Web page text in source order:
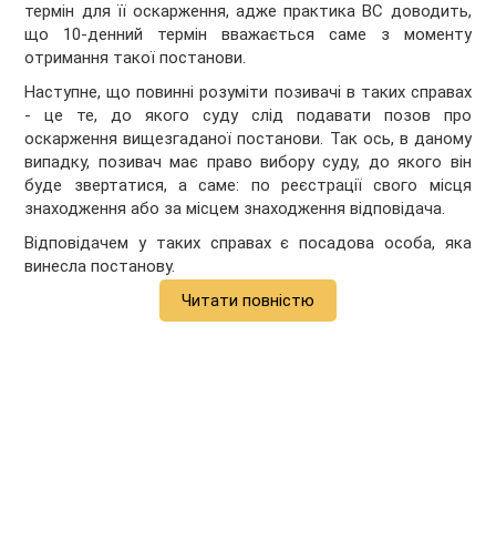
термін для її оскарження, адже практика ВС доводить,
що 10-денний термін вважається саме з моменту
отримання такої постанови.
Наступне, що повинні розуміти позивачі в таких справах
- це те, до якого суду слід подавати позов про
оскарження вищезгаданої постанови. Так ось, в даному
випадку, позивач має право вибору суду, до якого він
буде звертатися, а саме: по реєстрації свого місця
знаходження або за місцем знаходження відповідача.
Відповідачем у таких справах є посадова особа, яка
винесла постанову.
Читати повністю